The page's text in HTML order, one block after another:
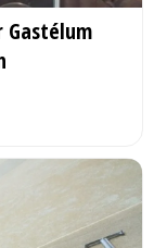
Gastélum